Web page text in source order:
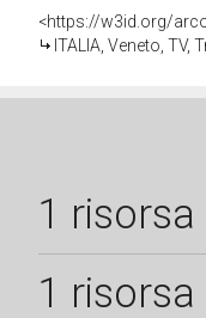
<https://w3id.org/
ITALIA, Veneto, TV,
1 risorsa
1 risorsa